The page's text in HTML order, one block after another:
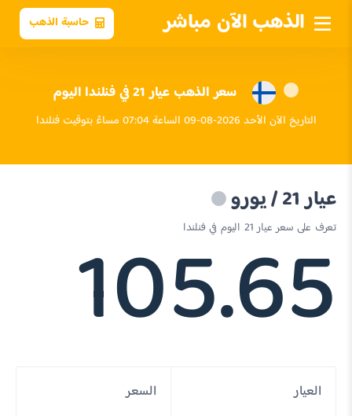
الذهب الآن مباشر حاسبة الذهب
سعر الذهب عيار 21 في فنلندا اليوم
التاريخ الآن الأحد 2026-08-09 الساعة 07:04 مساءً بتوقيت فنلندا
عيار 21 / يورو
تعرف على سعر عيار 21 اليوم في فنلندا
105.65
العيار السعر